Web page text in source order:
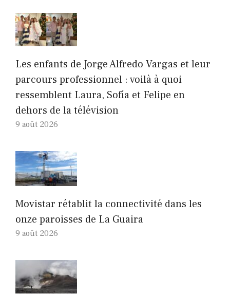
Les enfants de Jorge Alfredo Vargas et leur
parcours professionnel : voilà à quoi
ressemblent Laura, Sofía et Felipe en
dehors de la télévision
9 août 2026
Movistar rétablit la connectivité dans les
onze paroisses de La Guaira
9 août 2026